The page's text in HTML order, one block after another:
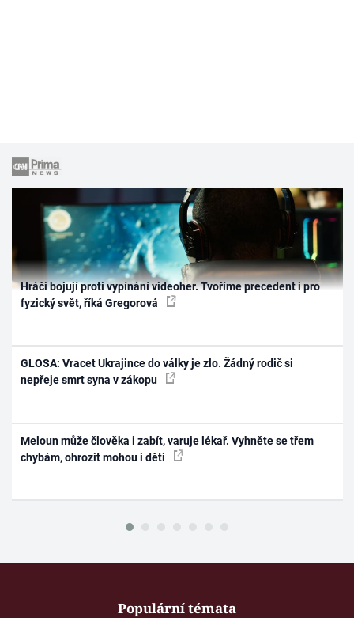
Hráči bojují proti vypínání videoher. Tvoříme precedent i pro
fyzický svět, říká Gregorová
GLOSA: Vracet Ukrajince do války je zlo. Žádný rodič si
nepřeje smrt syna v zákopu
Meloun může člověka i zabít, varuje lékař. Vyhněte se třem
chybám, ohrozit mohou i děti
Populární témata